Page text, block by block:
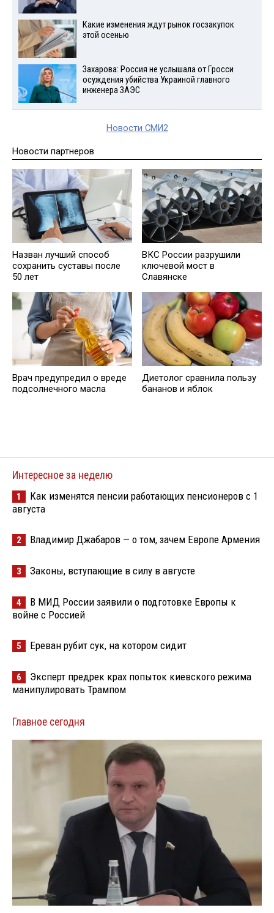
Какие изменения ждут рынок госзакупок
этой осенью
Захарова: Россия не услышала от Гросси
осуждения убийства Украиной главного
инженера ЗАЭС
Новости СМИ2
Новости партнеров
Назван лучший способ
сохранить суставы после
50 лет
ВКС России разрушили
ключевой мост в
Славянске
Врач предупредил о вреде
подсолнечного масла
Диетолог сравнила пользу
бананов и яблок
Интересное за неделю
1
Как изменятся пенсии работающих пенсионеров с 1
августа
2 Владимир Джабаров — о том, зачем Европе Армения
3 Законы, вступающие в силу в августе
4
В МИД России заявили о подготовке Европы к
войне с Россией
5 Ереван рубит сук, на котором сидит
6
Эксперт предрек крах попыток киевского режима
манипулировать Трампом
Главное сегодня